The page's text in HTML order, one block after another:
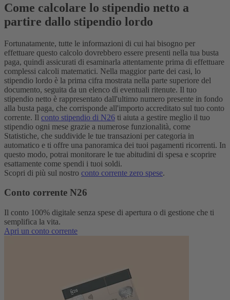
Come calcolare lo stipendio netto a
partire dallo stipendio lordo
Fortunatamente, tutte le informazioni di cui hai bisogno per
effettuare questo calcolo dovrebbero essere presenti nella tua busta
paga, quindi assicurati di esaminarla attentamente prima di effettuare
complessi calcoli matematici. Nella maggior parte dei casi, lo
stipendio lordo è la prima cifra mostrata nella parte superiore del
documento, seguita da un elenco di eventuali ritenute. Il tuo
stipendio netto è rappresentato dall'ultimo numero presente in fondo
alla busta paga, che corrisponde all'importo accreditato sul tuo conto
corrente. Il conto stipendio di N26 ti aiuta a gestire meglio il tuo
stipendio ogni mese grazie a numerose funzionalità, come
Statistiche, che suddivide le tue transazioni per categoria in
automatico e ti offre una panoramica dei tuoi pagamenti ricorrenti. In
questo modo, potrai monitorare le tue abitudini di spesa e scoprire
esattamente come spendi i tuoi soldi.
Scopri di più sul nostro conto corrente zero spese.
Conto corrente N26
Il conto 100% digitale senza spese di apertura o di gestione che ti
semplifica la vita.
Apri un conto corrente